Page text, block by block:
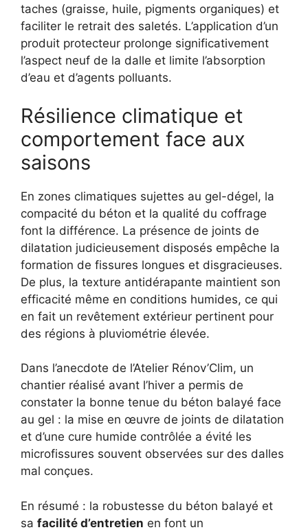
taches (graisse, huile, pigments organiques) et
faciliter le retrait des saletés. L’application d’un
produit protecteur prolonge significativement
l’aspect neuf de la dalle et limite l’absorption
d’eau et d’agents polluants.
Résilience climatique et
comportement face aux
saisons
En zones climatiques sujettes au gel-dégel, la
compacité du béton et la qualité du coffrage
font la différence. La présence de joints de
dilatation judicieusement disposés empêche la
formation de fissures longues et disgracieuses.
De plus, la texture antidérapante maintient son
efficacité même en conditions humides, ce qui
en fait un revêtement extérieur pertinent pour
des régions à pluviométrie élevée.
Dans l’anecdote de l’Atelier Rénov’Clim, un
chantier réalisé avant l’hiver a permis de
constater la bonne tenue du béton balayé face
au gel : la mise en œuvre de joints de dilatation
et d’une cure humide contrôlée a évité les
microfissures souvent observées sur des dalles
mal conçues.
En résumé : la robustesse du béton balayé et
sa facilité d’entretien en font un